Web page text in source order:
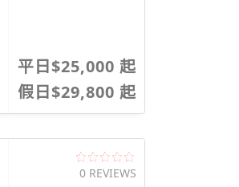
平日$25,000 起
假日$29,800 起
0 REVIEWS